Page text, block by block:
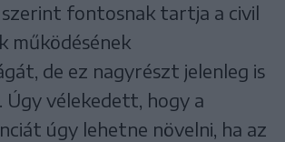
szerint fontosnak tartja a civil
működésének
de ez nagyrészt jelenleg is
Úgy vélekedett, hogy a
úgy lehetne növelni, ha az